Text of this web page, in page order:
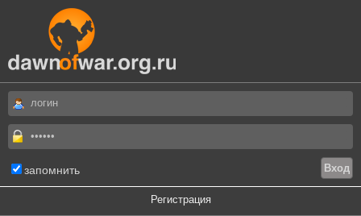
запомнить
Регистрация